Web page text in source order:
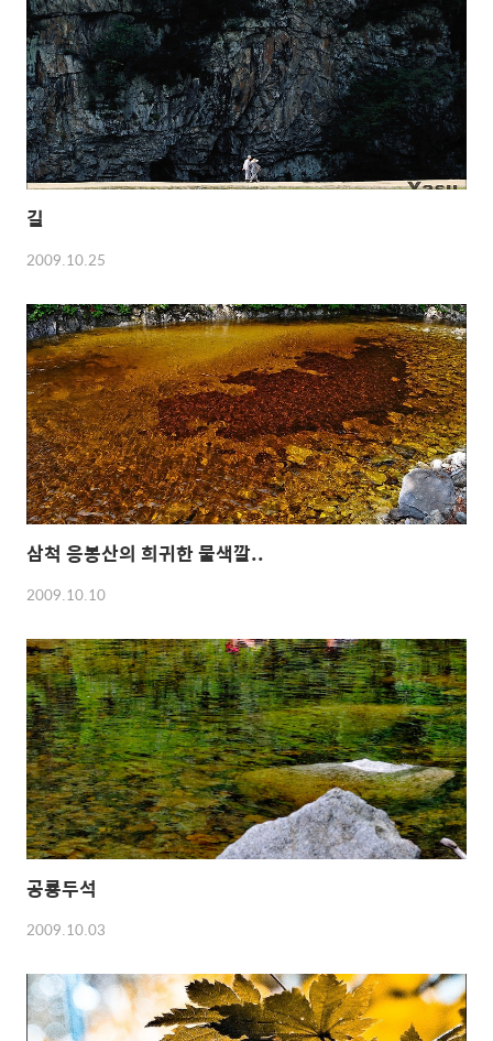
길
2009.10.25
삼척 응봉산의 희귀한 물색깔..
2009.10.10
공룡두석
2009.10.03